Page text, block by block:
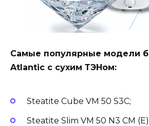
Самые популярные модели
Atlantic с сухим ТЭНом:
Steatite Cube VM 50 S3C;
Steatite Slim VM 50 N3 CM